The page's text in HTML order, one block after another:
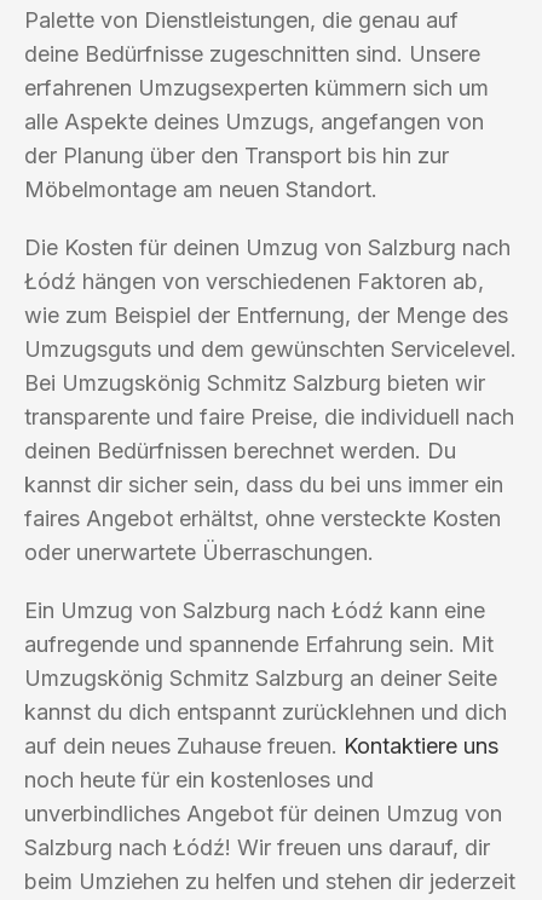
Palette von Dienstleistungen, die genau auf
deine Bedürfnisse zugeschnitten sind. Unsere
erfahrenen Umzugsexperten kümmern sich um
alle Aspekte deines Umzugs, angefangen von
der Planung über den Transport bis hin zur
Möbelmontage am neuen Standort.
Die Kosten für deinen Umzug von Salzburg nach
Łódź hängen von verschiedenen Faktoren ab,
wie zum Beispiel der Entfernung, der Menge des
Umzugsguts und dem gewünschten Servicelevel.
Bei Umzugskönig Schmitz Salzburg bieten wir
transparente und faire Preise, die individuell nach
deinen Bedürfnissen berechnet werden. Du
kannst dir sicher sein, dass du bei uns immer ein
faires Angebot erhältst, ohne versteckte Kosten
oder unerwartete Überraschungen.
Ein Umzug von Salzburg nach Łódź kann eine
aufregende und spannende Erfahrung sein. Mit
Umzugskönig Schmitz Salzburg an deiner Seite
kannst du dich entspannt zurücklehnen und dich
auf dein neues Zuhause freuen. Kontaktiere uns
noch heute für ein kostenloses und
unverbindliches Angebot für deinen Umzug von
Salzburg nach Łódź! Wir freuen uns darauf, dir
beim Umziehen zu helfen und stehen dir jederzeit